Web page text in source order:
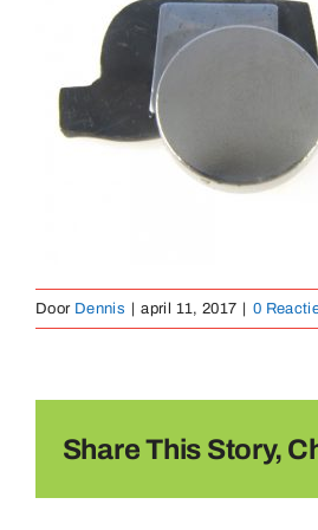
Door Dennis april 11, 2017 0
Share This Story,